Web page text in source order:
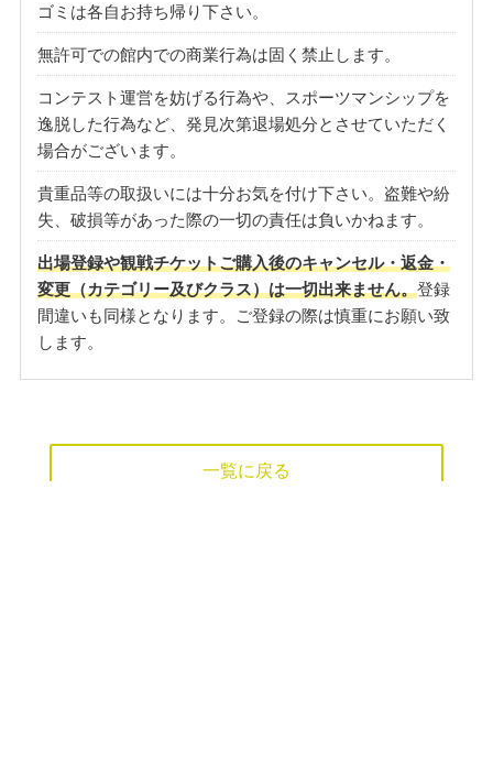
ゴミは各自お持ち帰り下さい。
無許可での館内での商業行為は固く禁止します。
コンテスト運営を妨げる行為や、スポーツマンシップを
逸脱した行為など、発見次第退場処分とさせていただく
場合がございます。
貴重品等の取扱いには十分お気を付け下さい。盗難や紛
失、破損等があった際の一切の責任は負いかねます。
出場登録や観戦チケットご購入後のキャンセル・返金・
変更（カテゴリー及びクラス）は一切出来ません。登録
間違いも同様となります。ご登録の際は慎重にお願い致
します。
一覧に戻る